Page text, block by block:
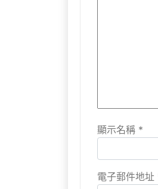
顯示名稱 *
電子郵件地址